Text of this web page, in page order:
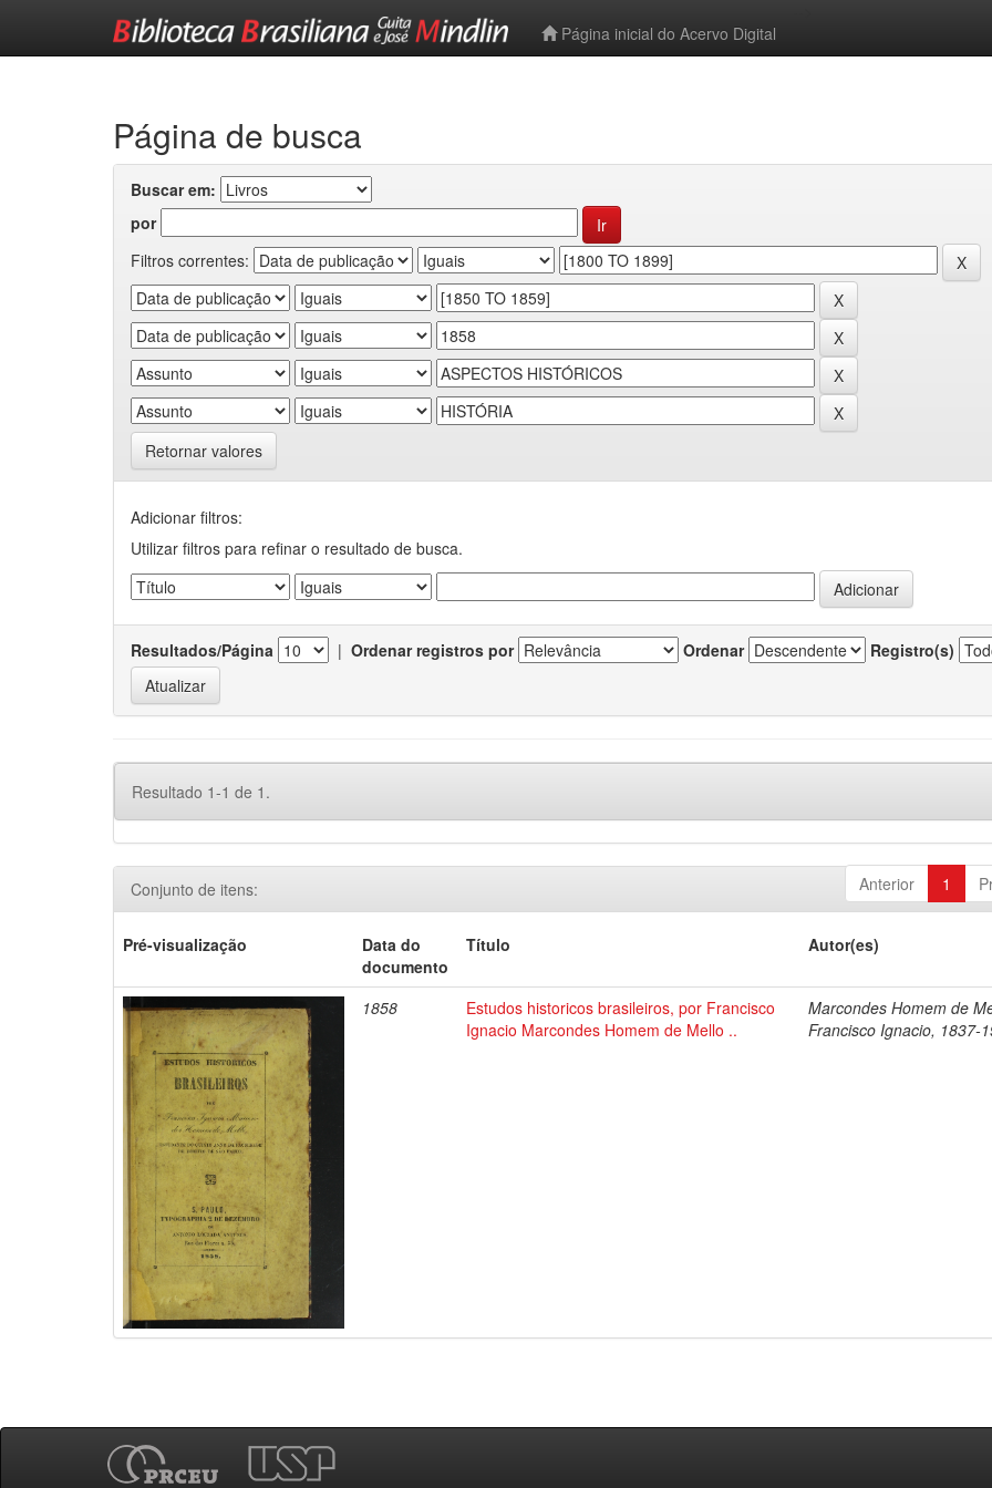
Página inicial do Acervo Digital
Página de busca
Buscar em:
por
Filtros correntes:
Retornar valores
Adicionar filtros:
Utilizar filtros para refinar o resultado de busca.
Resultados/Página | Ordenar registros por Ordenar Registro(s)
Resultado 1-1 de 1.
Anterior 1
Conjunto de itens:
Pré-visualização
Data do
documento
Título Autor(es)
1858
Estudos historicos brasileiros, por Francisco
Ignacio Marcondes Homem de Mello ..
Marcondes Homem de
Francisco Ignacio, 1837-